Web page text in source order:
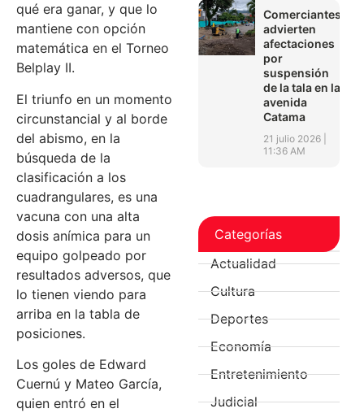
qué era ganar, y que lo
mantiene con opción
matemática en el Torneo
Belplay II.
El triunfo en un momento
circunstancial y al borde
del abismo, en la
búsqueda de la
clasificación a los
cuadrangulares, es una
vacuna con una alta
dosis anímica para un
equipo golpeado por
resultados adversos, que
lo tienen viendo para
arriba en la tabla de
posiciones.
Los goles de Edward
Cuernú y Mateo García,
quien entró en el
Comerciantes
advierten
afectaciones
por
suspensión
de la tala en la
avenida
Catama
21 julio 2026
11:36 AM
Categorías
Actualidad
Cultura
Deportes
Economía
Entretenimiento
Judicial